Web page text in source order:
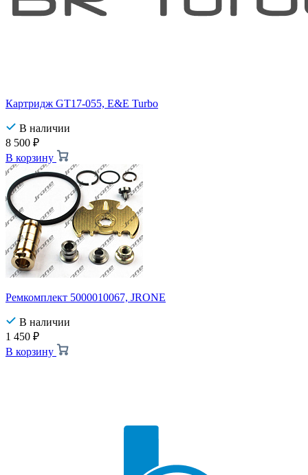
Картридж GT17-055, E&E Turbo
В наличии
8 500 ₽
В корзину
Ремкомплект 5000010067, JRONE
В наличии
1 450 ₽
В корзину